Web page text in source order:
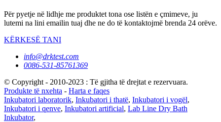
Për pyetje në lidhje me produktet tona ose listën e çmimeve, ju
lutemi na lini emailin tuaj dhe ne do të kontaktojmë brenda 24 orëve.
KËRKESË TANI
info@drktest.com
0086-531-85761369
© Copyright - 2010-2023 : Të gjitha të drejtat e rezervuara.
Produkte të nxehta - Harta e faqes
Inkubatori laboratorik, Inkubatori i thatë, Inkubatori i vogël,
Inkubatori i qenve, Inkubatori artificial, Lab Line Dry Bath
Inkubator,